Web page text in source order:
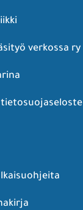
verkossa ry
tietosuojaseloste